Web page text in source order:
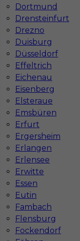
Dortmund
Drensteinfurt
Drezno
Duisburg
Düsseldorf
Effeltrich
Eichenau
Eisenberg
Elsteraue
Emsbüren
Erfurt
Ergersheim
Erlangen
Erlensee
Erwitte
Essen
Eutin
Fambach
Flensburg
Fockendorf
Mapa ofert pracy
Mapa kategorii
Informacje w
Telefon:793-577-977
Dane firmy
In-Serv Team Sp. z o.o.
ul. Bóżnicza 15/6
61-751 Poznań, Polen
NIP: PL7831822725
KRS: 0000855600
REGON: 386807002
Administracja